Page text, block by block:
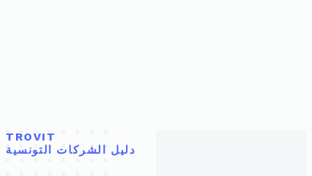
TROVIT
دليل الشركات التونسية